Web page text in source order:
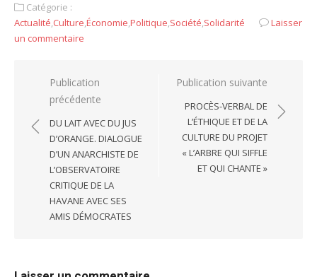
Catégorie :
Actualité,Culture,Économie,Politique,Société,Solidarité
Laisser
un commentaire
Navigation
l’article
Publication
précédente
DU LAIT AVEC DU JUS
D’ORANGE. DIALOGUE
D’UN ANARCHISTE DE
L’OBSERVATOIRE
CRITIQUE DE LA
HAVANE AVEC SES
AMIS DÉMOCRATES
Publication suivante
PROCÈS-VERBAL DE
L’ÉTHIQUE ET DE LA
CULTURE DU PROJET
« L’ARBRE QUI SIFFLE
ET QUI CHANTE »